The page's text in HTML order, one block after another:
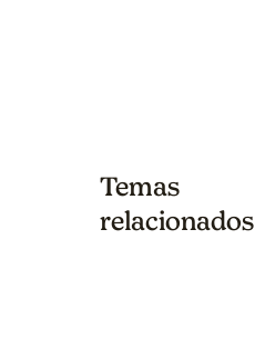
Temas
relacionados